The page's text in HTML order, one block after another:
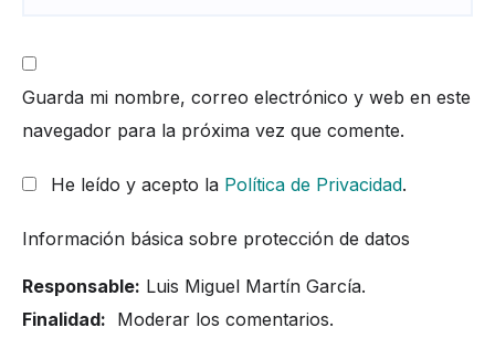
Guarda mi nombre, correo electrónico y web en este
navegador para la próxima vez que comente.
He leído y acepto la Política de Privacidad.
Información básica sobre protección de datos
Responsable: Luis Miguel Martín García.
Finalidad: Moderar los comentarios.